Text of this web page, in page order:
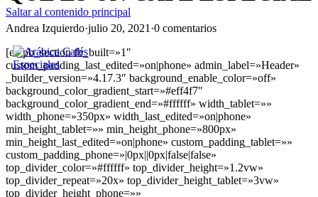
Saltar al contenido principal
Andrea Izquierdo·julio 20, 2021 ·0 comentarios
[et_pb_section fb_built=»1″
custom_padding_last_edited=»on|phone» admin_label=»Header»
_builder_version=»4.17.3″ background_enable_color=»off»
background_color_gradient_start=»#eff4f7″
background_color_gradient_end=»#ffffff» width_tablet=»»
width_phone=»350px» width_last_edited=»on|phone»
min_height_tablet=»» min_height_phone=»800px»
min_height_last_edited=»on|phone» custom_padding_tablet=»»
custom_padding_phone=»|0px||0px|false|false»
top_divider_color=»#ffffff» top_divider_height=»1.2vw»
top_divider_repeat=»20x» top_divider_height_tablet=»3vw»
top_divider_height_phone=»»